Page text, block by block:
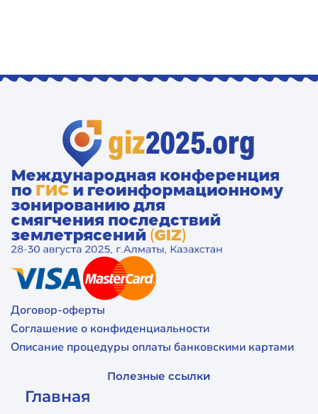
Договор-оферты
Соглашение о конфиденциальности
Описание процедуры оплаты банковскими картами
Полезные ссылки
Главная